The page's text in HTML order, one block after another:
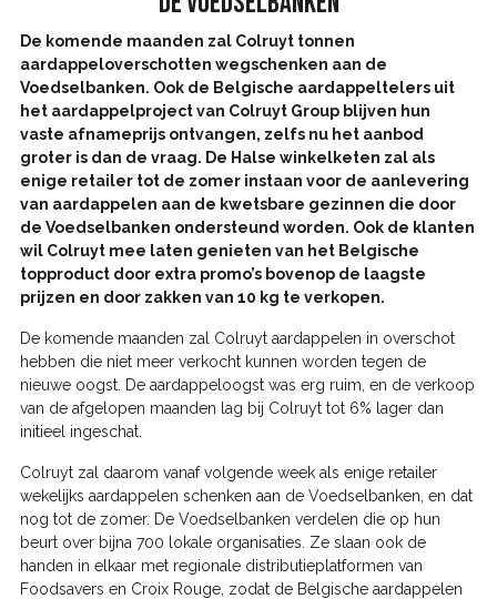
De komende maanden zal Colruyt tonnen
aardappeloverschotten wegschenken aan de
Voedselbanken. Ook de Belgische aardappeltelers uit
het aardappelproject van Colruyt Group blijven hun
vaste afnameprijs ontvangen, zelfs nu het aanbod
groter is dan de vraag. De Halse winkelketen zal als
enige retailer tot de zomer instaan voor de aanlevering
van aardappelen aan de kwetsbare gezinnen die door
de Voedselbanken ondersteund worden. Ook de klanten
wil Colruyt mee laten genieten van het Belgische
topproduct door extra promo’s bovenop de laagste
prijzen en door zakken van 10 kg te verkopen.
De komende maanden zal Colruyt aardappelen in overschot
hebben die niet meer verkocht kunnen worden tegen de
nieuwe oogst. De aardappeloogst was erg ruim, en de verkoop
van de afgelopen maanden lag bij Colruyt tot 6% lager dan
initieel ingeschat. ​
Colruyt zal daarom vanaf volgende week als enige retailer
wekelijks aardappelen schenken aan de Voedselbanken, en dat
nog tot de zomer. De Voedselbanken verdelen die op hun
beurt over bijna 700 lokale organisaties. Ze slaan ook de
handen in elkaar met regionale distributieplatformen van
Foodsavers en Croix Rouge, zodat de Belgische aardappelen